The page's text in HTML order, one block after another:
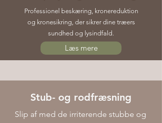
Professionel beskæring, kronereduktion
og kronesikring, der sikrer dine træers
sundhed og lysindfald.
Læs mere
Stub- og rodfræsning
Slip af med de irriterende stubbe og